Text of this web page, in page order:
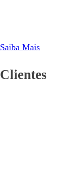
Saiba Mais
Clientes